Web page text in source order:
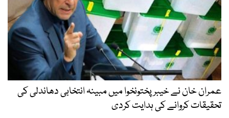
عمران خان نے خیبر پختونخوا میں مبینہ انتخابی دھاندلی کی
تحقیقات کروانے کی ہدایت کردی